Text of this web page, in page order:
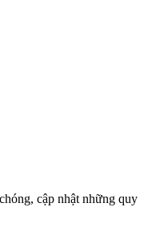
cập nhật những quy